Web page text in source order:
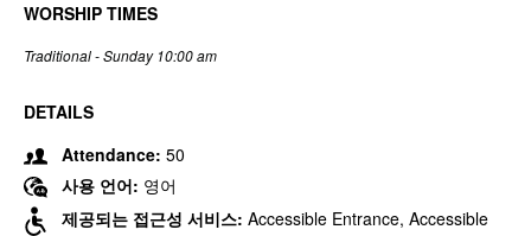
WORSHIP TIMES
Traditional - Sunday 10:00 am
DETAILS
Attendance: 50
사용 언어: 영어
제공되는 접근성 서비스: Accessible Entrance, Accessible